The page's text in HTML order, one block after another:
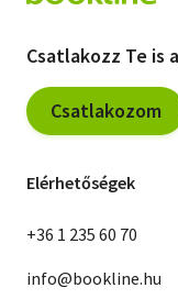
Csatlakozz Te is
Csatlakozom
Elérhetőségek
+36 1 235 60 70
info@bookline.hu